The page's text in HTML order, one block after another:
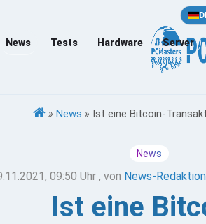
News Tests Hardware Server
» News » Ist eine Bitcoin-
News
09:50 Uhr , von News-Redaktion
Ist eine